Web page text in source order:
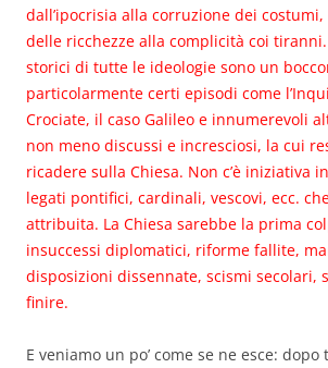
dall’ipocrisia alla corruzione dei
delle ricchezze alla complicità coi
storici di tutte le ideologie sono un
particolarmente certi episodi come
Crociate, il caso Galileo e innumerevoli
non meno discussi e incresciosi, la cui
ricadere sulla Chiesa. Non c’è iniziativa
legati pontifici, cardinali, vescovi, ecc.
attribuita. La Chiesa sarebbe la prima
insuccessi diplomatici, riforme fallite,
disposizioni dissennate, scismi secolari,
finire.
E veniamo un po’ come se ne esce: